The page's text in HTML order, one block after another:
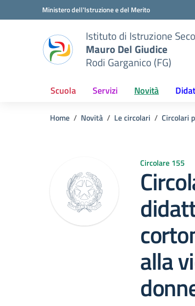
Vai ai contenuti
Vai al menu di navigazioneMinistero dell'Istruzione e del Merito
Istituto di Istruzione
Mauro Del Giudice
Rodi Garganico (FG)
Scuola Servizi Novità
Home Novità Le circolari Circolari
Circolare 155
alla